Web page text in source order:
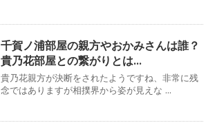
千賀ノ浦部屋の親方やおかみさんは誰？
貴乃花部屋との繋がりとは…
貴乃花親方が決断をされたようですね、非常に残
念ではありますが相撲界から姿が見えな ...